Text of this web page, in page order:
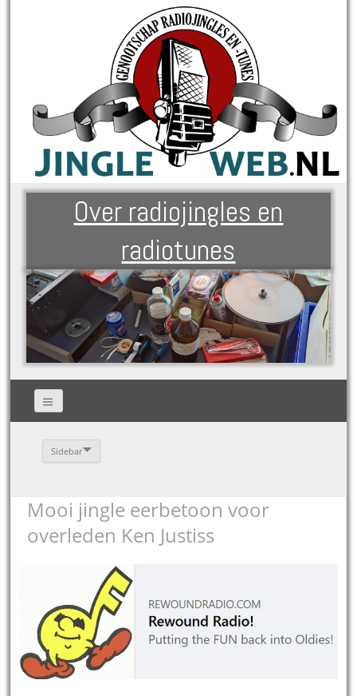
Over radiojingles en
radiotunes
Sidebar
Mooi jingle eerbetoon voor
overleden Ken Justiss